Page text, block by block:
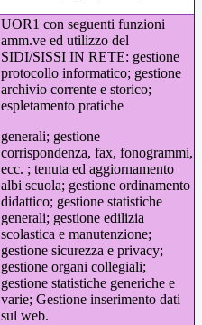
UOR1 con seguenti funzioni
amm.ve ed utilizzo del
SIDI/SISSI IN RETE: gestione
protocollo informatico; gestione
archivio corrente e storico;
espletamento pratiche
generali; gestione
corrispondenza, fax, fonogrammi,
ecc. ; tenuta ed aggiornamento
albi scuola; gestione ordinamento
didattico; gestione statistiche
generali; gestione edilizia
scolastica e manutenzione;
gestione sicurezza e privacy;
gestione organi collegiali;
gestione statistiche generiche e
varie; Gestione inserimento dati
sul web.